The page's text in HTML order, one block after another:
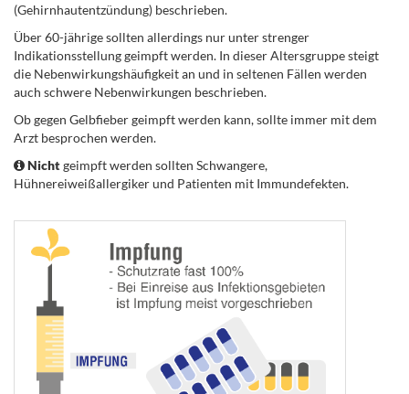
(Gehirnhautentzündung) beschrieben.
Über 60-jährige sollten allerdings nur unter strenger
Indikationsstellung geimpft werden. In dieser Altersgruppe steigt
die Nebenwirkungshäufigkeit an und in seltenen Fällen werden
auch schwere Nebenwirkungen beschrieben.
Ob gegen Gelbfieber geimpft werden kann, sollte immer mit dem
Arzt besprochen werden.
Nichtgeimpft werden sollten Schwangere,
Hühnereiweißallergiker und Patienten mit Immundefekten.